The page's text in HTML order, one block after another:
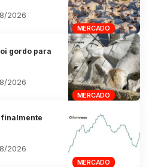
MERCADO
2026
MERCADO
gordo para
2026
MERCADO
finalmente
2026